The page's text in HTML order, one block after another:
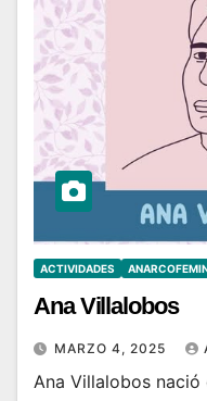
ACTIVIDADES
Ana Villalobos
MARZO 4, 2025
Ana Villalobos